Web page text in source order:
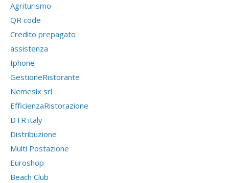
Agriturismo
QR code
Credito prepagato
assistenza
Iphone
GestioneRistorante
Nemesix srl
EfficienzaRistorazione
DTR italy
Distribuzione
Multi Postazione
Euroshop
Beach Club